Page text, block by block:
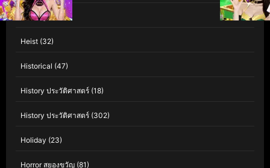
Healing(18)
Heist (32)
Historical (47)
History ประวัติศาสตร์ (18)
History ประวัติศาสตร์ (302)
Holiday (23)
Horror สยองขวัญ (81)